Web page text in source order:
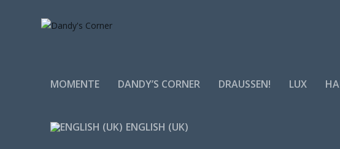
MOMENTE DANDY’S CORNER DRAUSSEN! LUX
ENGLISH (UK)